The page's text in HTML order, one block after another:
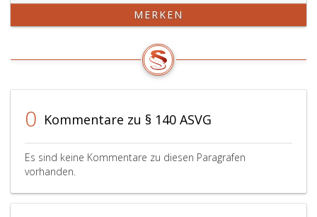
auf
Krankengeld
Paragraph
89,
oder
Paragraph
Absatz
eins,
eins,,
MERKEN
0 Kommentare zu § 140 ASVG
Es sind keine Kommentare zu diesen Paragrafen
vorhanden.